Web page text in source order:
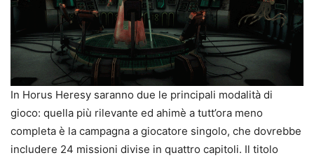
In Horus Heresy saranno due le principali modalità di
gioco: quella più rilevante ed ahimè a tutt’ora meno
completa è la campagna a giocatore singolo, che dovrebbe
includere 24 missioni divise in quattro capitoli. Il titolo